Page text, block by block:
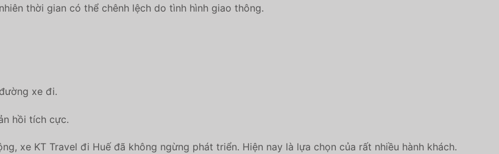
thời gian có thể chênh lệch do tình hình giao thông.
xe đi.
hồi tích cực.
xe KT Travel đi Huế đã không ngừng phát triển. Hiện nay là lựa chọn của rất nhiều hành khách.